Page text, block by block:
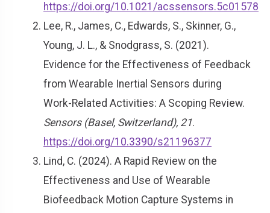
https://doi.org/10.1021/acssensors.5c01578
Lee, R., James, C., Edwards, S., Skinner, G.,
Young, J. L., & Snodgrass, S. (2021).
Evidence for the Effectiveness of Feedback
from Wearable Inertial Sensors during
Work-Related Activities: A Scoping Review.
Sensors (Basel, Switzerland), 21.
https://doi.org/10.3390/s21196377
Lind, C. (2024). A Rapid Review on the
Effectiveness and Use of Wearable
Biofeedback Motion Capture Systems in